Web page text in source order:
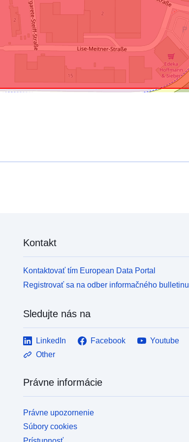
Kontakt
Kontaktovať tím European Data Portal
Registrovať sa na odber informačného bulletinu
Sledujte nás na
LinkedIn Facebook
Youtube
Other
Právne informácie
Právne upozornenie
Súbory cookies